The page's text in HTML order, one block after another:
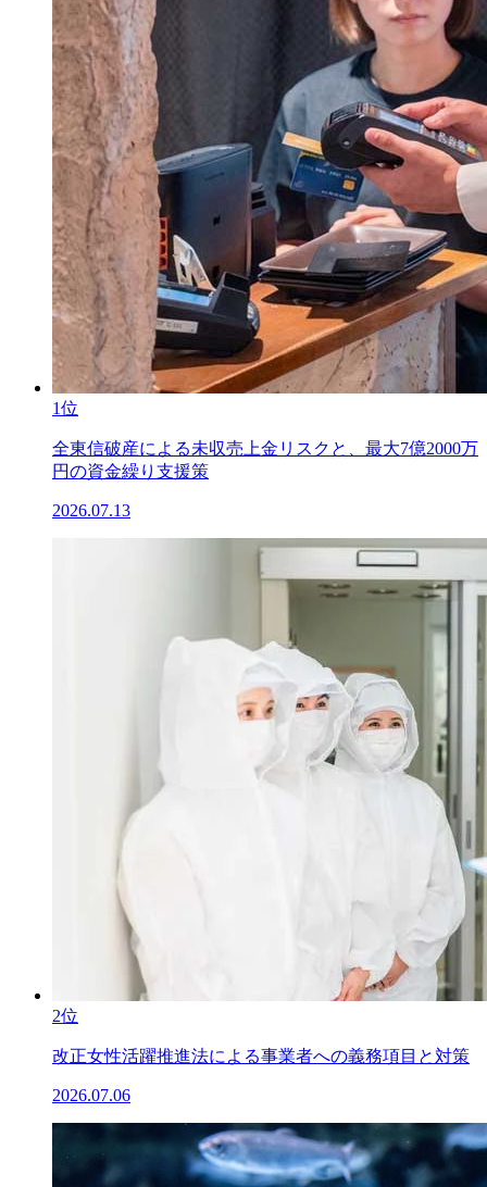
1位
全東信破産による未収売上金リスクと、最大7億2000万
円の資金繰り支援策
2026.07.13
2位
改正女性活躍推進法による事業者への義務項目と対策
2026.07.06